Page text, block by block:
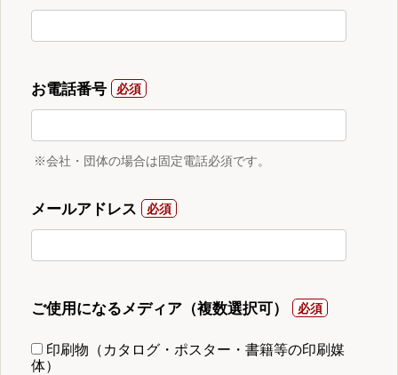
お電話番号
※会社・団体の場合は固定電話必須です。
メールアドレス
ご使用になるメディア（複数選択可）
印刷物（カタログ・ポスター・書籍等の印刷媒
体）